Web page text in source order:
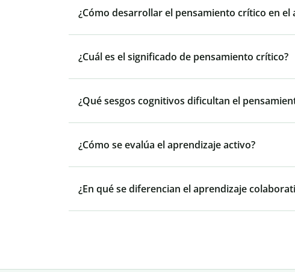
¿Cómo desarrollar el pensamiento crítico en el
¿Cuál es el significado de pensamiento crítico?
¿Qué sesgos cognitivos dificultan el
¿Cómo se evalúa el aprendizaje activo?
¿En qué se diferencian el aprendizaje